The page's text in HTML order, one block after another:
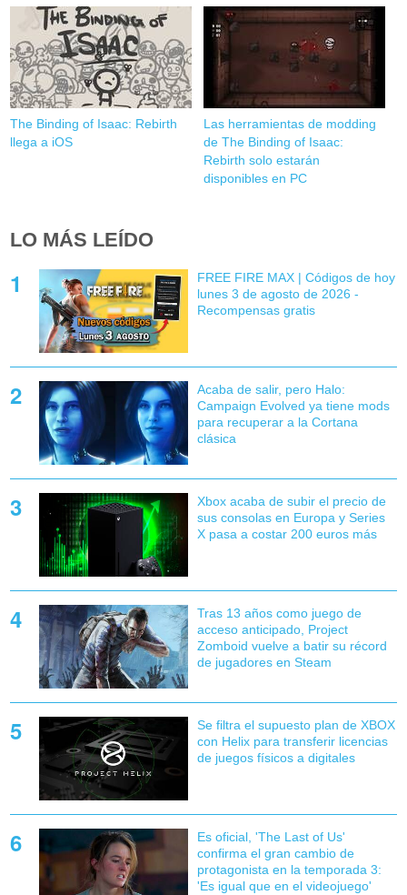
The Binding of Isaac: Rebirth
llega a iOS
Las herramientas de modding
de The Binding of Isaac:
Rebirth solo estarán
disponibles en PC
LO MÁS LEÍDO
FREE FIRE MAX | Códigos de hoy
lunes 3 de agosto de 2026 -
Recompensas gratis
Acaba de salir, pero Halo:
Campaign Evolved ya tiene mods
para recuperar a la Cortana
clásica
Xbox acaba de subir el precio de
sus consolas en Europa y Series
X pasa a costar 200 euros más
Tras 13 años como juego de
acceso anticipado, Project
Zomboid vuelve a batir su récord
de jugadores en Steam
Se filtra el supuesto plan de XBOX
con Helix para transferir licencias
de juegos físicos a digitales
Es oficial, 'The Last of Us'
confirma el gran cambio de
protagonista en la temporada 3:
'Es igual que en el videojuego'